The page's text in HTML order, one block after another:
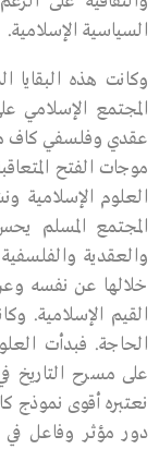
السياسية الإسلامية.
وكانت هذه البقايا
المجتمع الإسلامي
عقدي وفلسفي كاف مع
موجات الفتح
العلوم الإسلامية
المجتمع المسلم
والعقدية
خلالها عن نفسه
القيم الإسلامية.
الحاجة. فبدأت
على مسرح التاريخ
نعتبره أقوى نموذج
دور مؤثر وفاعل في